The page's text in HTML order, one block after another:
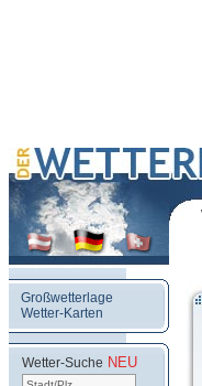
Großwetterlage
Wetter-Karten
Wetter-Suche NEU